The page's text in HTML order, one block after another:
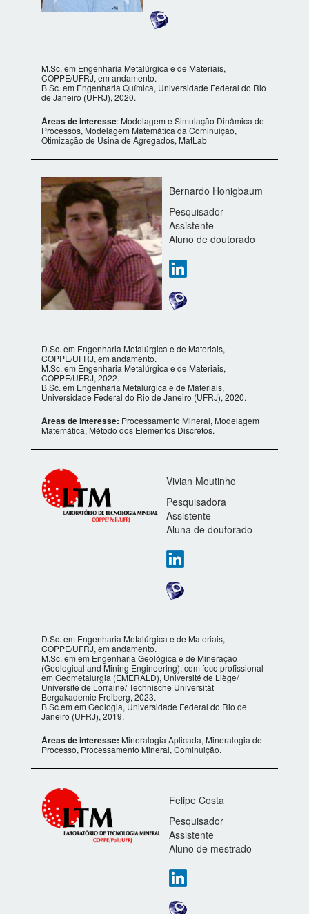
M.Sc. em Engenharia Metalúrgica e de Materiais,
COPPE/UFRJ, em andamento.
B.Sc. em Engenharia Química, Universidade Federal do Rio
de Janeiro (UFRJ), 2020.
Áreas de interesse: Modelagem e Simulação Dinâmica de
Processos, Modelagem Matemática da Cominuição,
Otimização de Usina de Agregados, MatLab
Bernardo Honigbaum
Pesquisador
Assistente
Aluno de doutorado
D.Sc. em Engenharia Metalúrgica e de Materiais,
COPPE/UFRJ, em andamento.
M.Sc. em Engenharia Metalúrgica e de Materiais,
COPPE/UFRJ, 2022.
B.Sc. em Engenharia Metalúrgica e de Materiais,
Universidade Federal do Rio de Janeiro (UFRJ), 2020.
Áreas de interesse: Processamento Mineral, Modelagem
Matemática, Método dos Elementos Discretos.
Vivian Moutinho
Pesquisadora
Assistente
Aluna de doutorado
D.Sc. em Engenharia Metalúrgica e de Materiais,
COPPE/UFRJ, em andamento.
M.Sc. em em Engenharia Geológica e de Mineração
(Geological and Mining Engineering), com foco profissional
em Geometalurgia (EMERALD), Université de Liège/
Université de Lorraine/ Technische Universität
Bergakademie Freiberg, 2023.
B.Sc.em em Geologia, Universidade Federal do Rio de
Janeiro (UFRJ), 2019.
Áreas de interesse: Mineralogia Aplicada, Mineralogia de
Processo, Processamento Mineral, Cominuição.
Felipe Costa
Pesquisador
Assistente
Aluno de mestrado